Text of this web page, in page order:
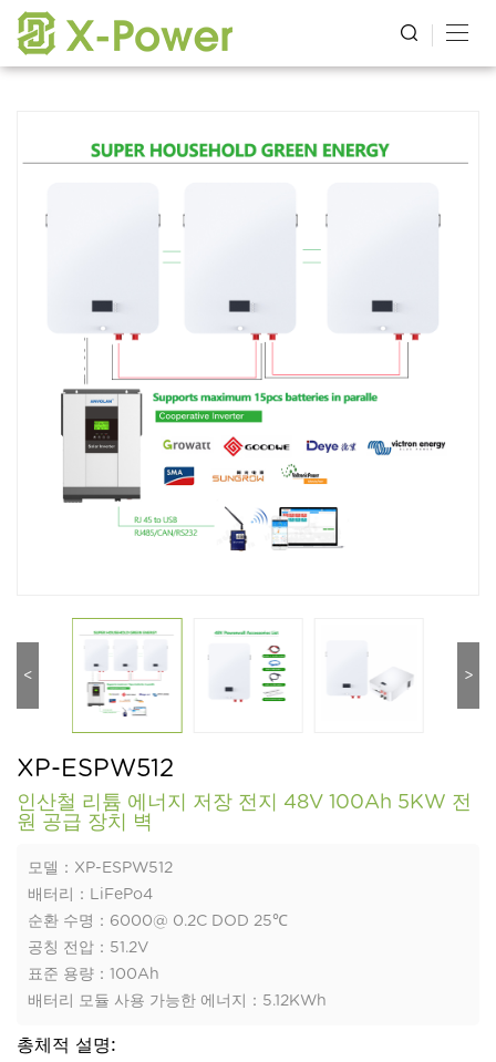
>
<
XP-ESPW512
인산철 리튬 에너지 저장 전지 48V 100Ah 5KW 전
원 공급 장치 벽
모델：XP-ESPW512
배터리：LiFePo4
순환 수명：6000@ 0.2C DOD 25℃
공칭 전압：51.2V
표준 용량：100Ah
배터리 모듈 사용 가능한 에너지：5.12KWh
총체적 설명: